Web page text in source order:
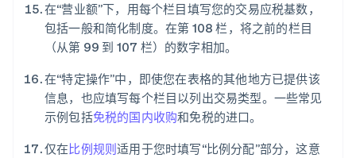
在“营业额”下，用每个栏目填写您的交易应税基数，
包括一般和简化制度。在第 108 栏，将之前的栏目
（从第 99 到 107 栏）的数字相加。
在“特定操作”中，即使您在表格的其他地方已提供该
信息，也应填写每个栏目以列出交易类型。一些常见
示例包括免税的国内收购和免税的进口。
仅在比例规则适用于您时填写“比例分配”部分，这意